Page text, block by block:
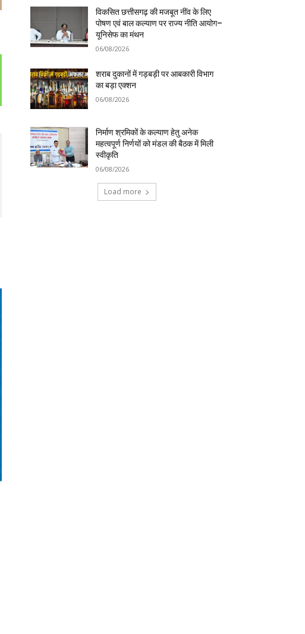
विकसित छत्तीसगढ़ की मजबूत नींव के लिए
पोषण एवं बाल कल्याण पर राज्य नीति आयोग–
यूनिसेफ का मंथन
06/08/2026
शराब दुकानों में गड़बड़ी पर आबकारी विभाग
का बड़ा एक्शन
06/08/2026
निर्माण श्रमिकों के कल्याण हेतु अनेक
महत्वपूर्ण निर्णयों को मंडल की बैठक में मिली
स्वीकृति
06/08/2026
Load more